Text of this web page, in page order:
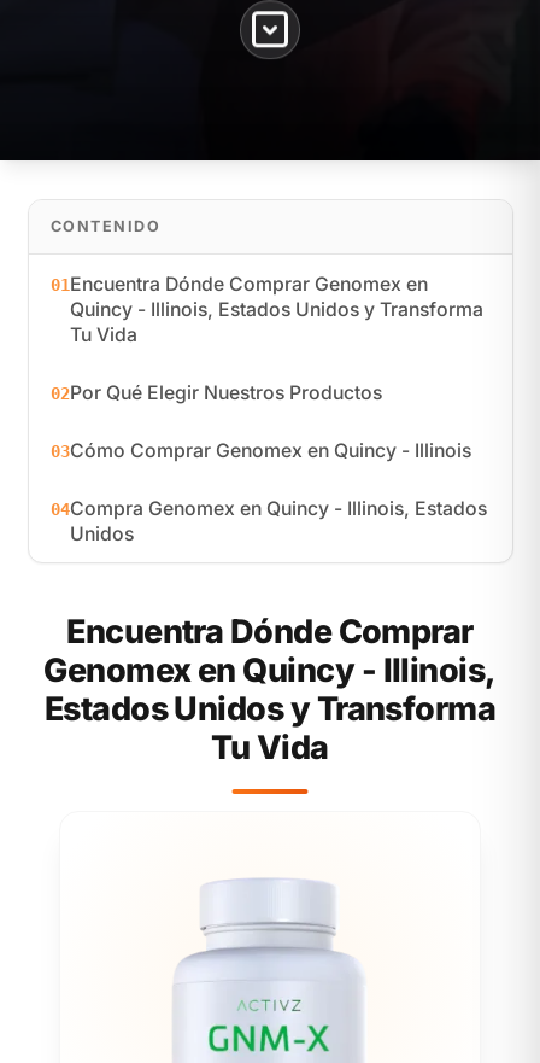
CONTENIDO
01Encuentra Dónde Comprar Genomex en
Quincy - Illinois, Estados Unidos y Transforma
Tu Vida
02Por Qué Elegir Nuestros Productos
03Cómo Comprar Genomex en Quincy - Illinois
04Compra Genomex en Quincy - Illinois, Estados
Unidos
Encuentra Dónde Comprar
Genomex en Quincy - Illinois,
Estados Unidos y Transforma
Tu Vida